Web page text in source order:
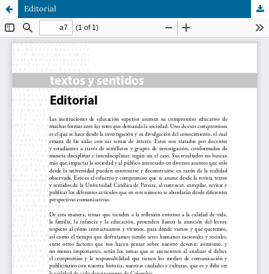
Editorial